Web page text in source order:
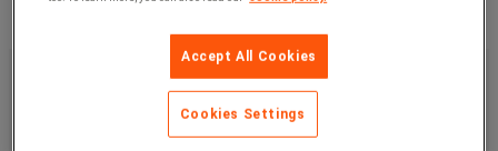
ekskl. mva
Accept All Cookies
Cookies Settings